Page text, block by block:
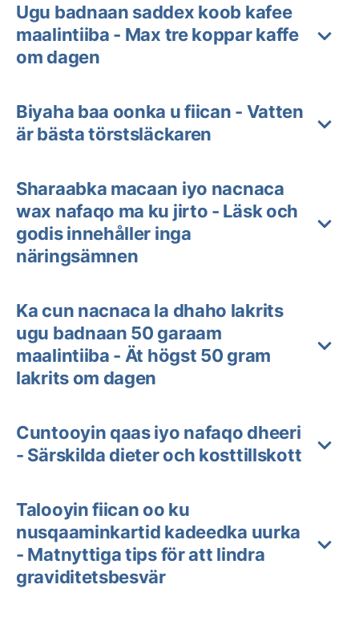
Ugu badnaan saddex koob kafee
maalintiiba - Max tre koppar kaffe
om dagen
Biyaha baa oonka u fiican - Vatten
är bästa törstsläckaren
Sharaabka macaan iyo nacnaca
wax nafaqo ma ku jirto - Läsk och
godis innehåller inga
näringsämnen
Ka cun nacnaca la dhaho lakrits
ugu badnaan 50 garaam
maalintiiba - Ät högst 50 gram
lakrits om dagen
Cuntooyin qaas iyo nafaqo dheeri
- Särskilda dieter och kosttillskott
Talooyin fiican oo ku
nusqaaminkartid kadeedka uurka
- Matnyttiga tips för att lindra
graviditetsbesvär